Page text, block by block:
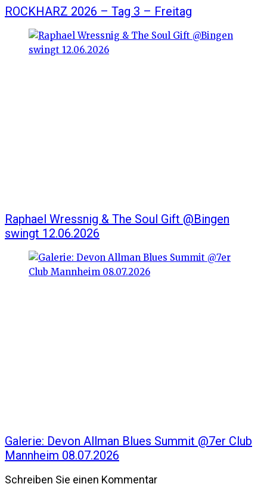
ROCKHARZ 2026 – Tag 3 – Freitag
Raphael Wressnig & The Soul Gift @Bingen
swingt 12.06.2026
Galerie: Devon Allman Blues Summit @7er Club
Mannheim 08.07.2026
Schreiben Sie einen Kommentar